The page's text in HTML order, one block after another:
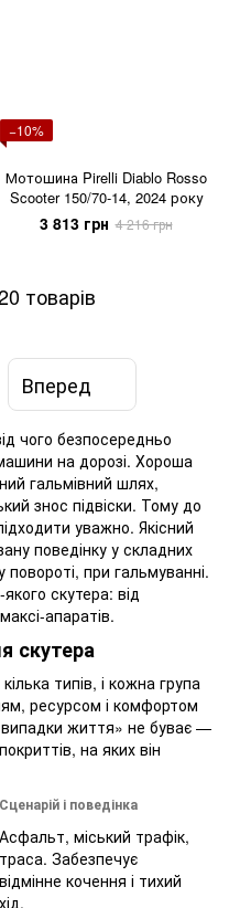
−10%
Мотошина Pirelli Diablo Rosso
Scooter 150/70-14, 2024 року
3 813 грн 4 216 грн
товарів
Вперед
чого безпосередньо
на дорозі. Хороша
гальмівний шлях,
знос підвіски. Тому до
уважно. Якісний
поведінку у складних
при гальмуванні.
скутера: від
апаратів.
скутера
типів, і кожна група
ресурсом і комфортом
випадки життя» не буває —
на яких він
Сценарій і поведінка
Асфальт, міський трафік,
траса. Забезпечує
відмінне кочення і тихий
хід.